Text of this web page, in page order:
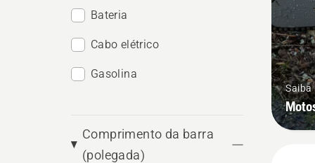
Bateria
Cabo elétrico
Gasolina
Comprimento da barra
(polegada)
Saiba